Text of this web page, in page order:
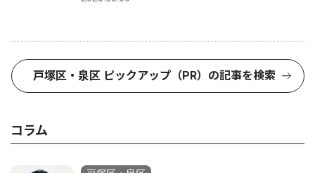
戸塚区・泉区 ピックアップ（PR）の記事を検索
コラム